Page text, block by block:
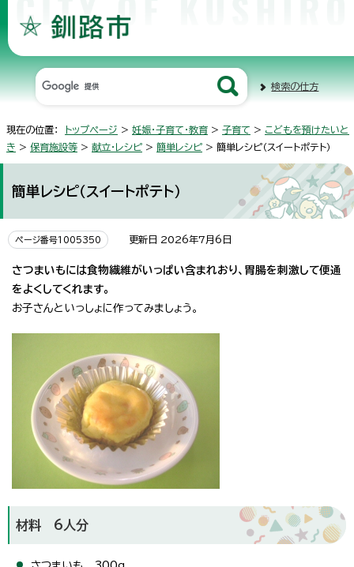
検索の仕方
現在の位置： トップページ > 妊娠・子育て・教育 > 子育て > こどもを預けたいと
き > 保育施設等 > 献立・レシピ > 簡単レシピ > 簡単レシピ（スイートポテト）
簡単レシピ（スイートポテト）
ページ番号1005350 更新日 2026年7月6日
さつまいもには食物繊維がいっぱい含まれおり、胃腸を刺激して便通
をよくしてくれます。
お子さんといっしょに作ってみましょう。
材料 6人分